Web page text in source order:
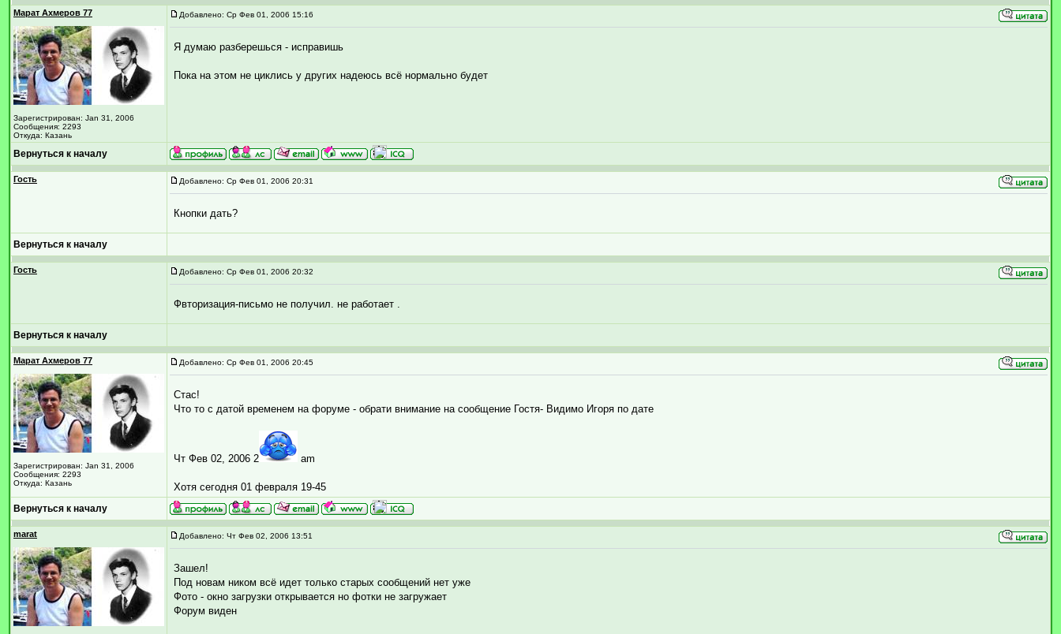
Марат Ахмеров 77
Зарегистрирован: Jan 31, 2006
Сообщения: 2293
Откуда: Казань
Добавлено: Ср Фев 01, 2006 15:16
Я думаю разберешься - исправишь
Пока на этом не циклись у других надеюсь всё нормально будет
Вернуться к началу
Гость Добавлено: Ср Фев 01, 2006 20:31
Кнопки дать?
Вернуться к началу
Гость Добавлено: Ср Фев 01, 2006 20:32
Фвторизация-письмо не получил. не работает .
Вернуться к началу
Марат Ахмеров 77
Зарегистрирован: Jan 31, 2006
Сообщения: 2293
Откуда: Казань
Добавлено: Ср Фев 01, 2006 20:45
Стас!
Что то с датой временем на форуме - обрати внимание на сообщение Гостя- Видимо Игоря по дате
Чт Фев 02, 2006 2 am
Хотя сегодня 01 февраля 19-45
Вернуться к началу
marat Добавлено: Чт Фев 02, 2006 13:51
Зашел!
Под новам ником всё идет только старых сообщений нет уже
Фото - окно загрузки открывается но фотки не загружает
Форум виден